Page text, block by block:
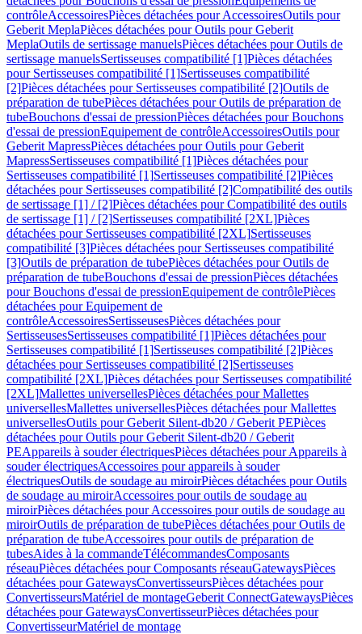
contrôleAccessoiresPièces détachées pour AccessoiresOutils pour
Geberit MeplaPièces détachées pour Outils pour Geberit
MeplaOutils de sertissage manuelsPièces détachées pour Outils de
sertissage manuelsSertisseuses compatibilité [1]Pièces détachées
pour Sertisseuses compatibilité [1]Sertisseuses compatibilité
[2]Pièces détachées pour Sertisseuses compatibilité [2]Outils de
préparation de tubePièces détachées pour Outils de préparation de
tubeBouchons d'essai de pressionPièces détachées pour Bouchons
d'essai de pressionEquipement de contrôleAccessoiresOutils pour
Geberit MapressPièces détachées pour Outils pour Geberit
MapressSertisseuses compatibilité [1]Pièces détachées pour
Sertisseuses compatibilité [1]Sertisseuses compatibilité [2]Pièces
détachées pour Sertisseuses compatibilité [2]Compatibilité des outils
de sertissage [1] / [2]Pièces détachées pour Compatibilité des outils
de sertissage [1] / [2]Sertisseuses compatibilité [2XL]Pièces
détachées pour Sertisseuses compatibilité [2XL]Sertisseuses
compatibilité [3]Pièces détachées pour Sertisseuses compatibilité
[3]Outils de préparation de tubePièces détachées pour Outils de
préparation de tubeBouchons d'essai de pressionPièces détachées
pour Bouchons d'essai de pressionEquipement de contrôlePièces
détachées pour Equipement de
contrôleAccessoiresSertisseusesPièces détachées pour
SertisseusesSertisseuses compatibilité [1]Pièces détachées pour
Sertisseuses compatibilité [1]Sertisseuses compatibilité [2]Pièces
détachées pour Sertisseuses compatibilité [2]Sertisseuses
compatibilité [2XL]Pièces détachées pour Sertisseuses compatibilité
[2XL]Mallettes universellesPièces détachées pour Mallettes
universellesMallettes universellesPièces détachées pour Mallettes
universellesOutils pour Geberit Silent-db20 / Geberit PEPièces
détachées pour Outils pour Geberit Silent-db20 / Geberit
PEAppareils à souder électriquesPièces détachées pour Appareils à
souder électriquesAccessoires pour appareils à souder
électriquesOutils de soudage au miroirPièces détachées pour Outils
de soudage au miroirAccessoires pour outils de soudage au
miroirPièces détachées pour Accessoires pour outils de soudage au
miroirOutils de préparation de tubePièces détachées pour Outils de
préparation de tubeAccessoires pour outils de préparation de
tubesAides à la commandeTélécommandesComposants
réseauPièces détachées pour Composants réseauGatewaysPièces
détachées pour GatewaysConvertisseursPièces détachées pour
ConvertisseursMatériel de montageGeberit ConnectGatewaysPièces
détachées pour GatewaysConvertisseurPièces détachées pour
ConvertisseurMatériel de montage